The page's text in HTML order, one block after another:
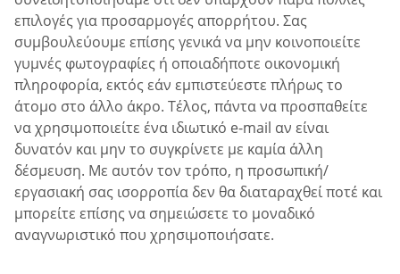
επιλογές για προσαρμογές απορρήτου. Σας
συμβουλεύουμε επίσης γενικά να μην κοινοποιείτε
γυμνές φωτογραφίες ή οποιαδήποτε οικονομική
πληροφορία, εκτός εάν εμπιστεύεστε πλήρως το
άτομο στο άλλο άκρο. Τέλος, πάντα να προσπαθείτε
να χρησιμοποιείτε ένα ιδιωτικό e-mail αν είναι
δυνατόν και μην το συγκρίνετε με καμία άλλη
δέσμευση. Με αυτόν τον τρόπο, η προσωπική/
εργασιακή σας ισορροπία δεν θα διαταραχθεί ποτέ και
μπορείτε επίσης να σημειώσετε το μοναδικό
αναγνωριστικό που χρησιμοποιήσατε.